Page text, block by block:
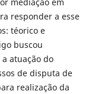
responder a esse
téorico e
buscou
atuação do
de disputa de
realização da